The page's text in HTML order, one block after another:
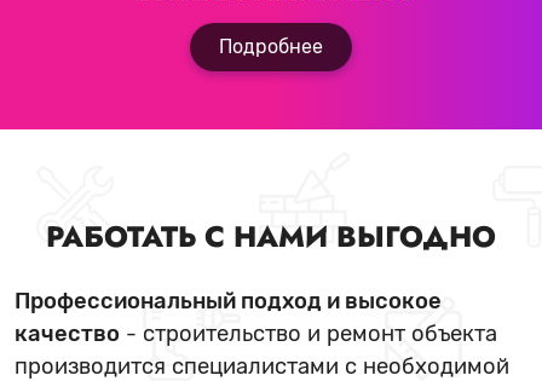
Подробнее
РАБОТАТЬ С НАМИ ВЫГОДНО
Профессиональный подход и высокое
качество - строительство и ремонт объекта
производится специалистами с необходимой